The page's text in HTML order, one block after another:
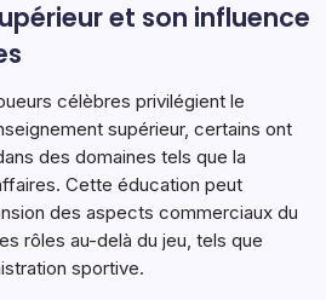
et son influence
célèbres privilégient le
supérieur, certains ont
des domaines tels que la
Cette éducation peut
des aspects commerciaux du
rôles au-delà du jeu, tels que
sportive.